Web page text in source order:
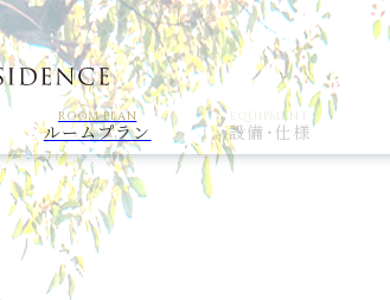
ROOM PLAN
ルームプラン
EQUIPMENT
設備・仕様